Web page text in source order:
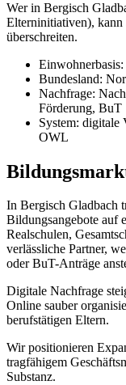
Wer in Bergisch
Elterninitiativen), kann
überschreiten.
Bundesland:
Nachfrage:
Förderung, BuT
System: digitale
OWL
In Bergisch Gladbach
Bildungsangebote auf
Realschulen,
verlässliche Partner,
oder BuT-Anträge
Digitale Nachfrage
Online sauber
berufstätigen Eltern.
Wir positionieren
tragfähigem
Substanz.